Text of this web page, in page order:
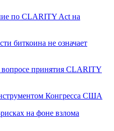
по CLARITY Act на
биткоина не означает
принятия CLARITY
Конгресса США
на фоне взлома